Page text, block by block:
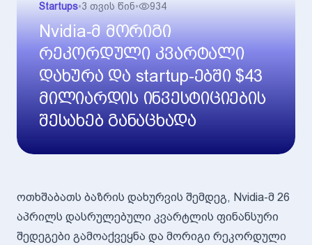
Startups•3 თვის წინ• 934
Nvidia-მ მორიგი
რეკორდული კვარტალი
დახურა და startup-ებში $43
მილიარდის ინვესტიციების
შესახებ განაცხადა
ოთხშაბათს ბაზრის დახურვის შემდეგ, Nvidia-მ 26
აპრილს დასრულებული კვარტლის ფინანსური
შედეგები გამოაქვეყნა და მორიგი რეკორდული